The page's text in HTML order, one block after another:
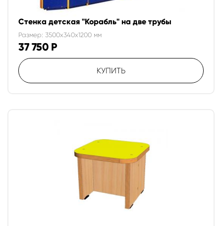
Стенка детская "Корабль" на две трубы
Размер: 3500x340x1200 мм
37 750 Р
КУПИТЬ